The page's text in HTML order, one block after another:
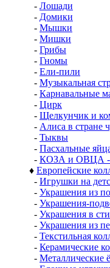
- Лошади
- Домики
- Мышки
- Мишки
- Грибы
- Гномы
- Ели-пили
- Музыкальная
- Карнавальные
- Цирк
- Щелкунчик и
- Алиса в стране
- Тыквы
- Пасхальные
- КОЗА и ОВЦА -
♦ Европейские
- Игрушки на
- Украшения из
- Украшения-
- Украшения в
- Украшения из
- Текстильная
- Керамические
- Металлические